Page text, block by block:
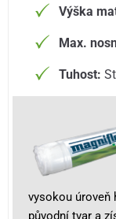
Výška
Max.
Tuhost:
vysokou úroveň
původní tvar a